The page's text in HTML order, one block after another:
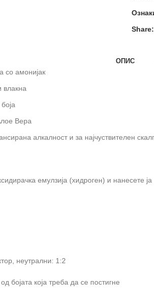
Share:
ОПИС
со амонијак
влакна
Вера
алкалност и за најчуствителен
емулзија (хидроген) и нанесете
неутрални: 1:2
бојата која треба да се постигне